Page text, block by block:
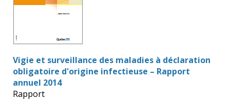
Vigie et surveillance des maladies à déclaration
obligatoire d'origine infectieuse – Rapport
annuel 2014
Rapport